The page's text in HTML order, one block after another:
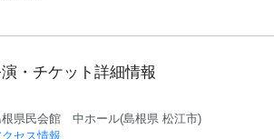
・チケット詳細情報
根県民会館 中ホール(島根県 松江市)
クセス情報